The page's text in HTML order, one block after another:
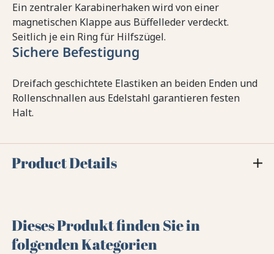
Ein zentraler Karabinerhaken wird von einer
magnetischen Klappe aus Büffelleder verdeckt.
Seitlich je ein Ring für Hilfszügel.
Sichere Befestigung
Dreifach geschichtete Elastiken an beiden Enden und
Rollenschnallen aus Edelstahl garantieren festen
Halt.
Product Details
Dieses Produkt finden Sie in
folgenden Kategorien